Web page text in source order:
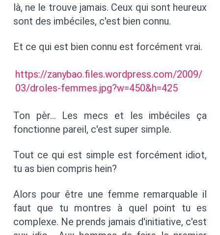
là, ne le trouve jamais. Ceux qui sont heureux
sont des imbéciles, c'est bien connu.
Et ce qui est bien connu est forcément vrai.
https://zanybao.files.wordpress.com/2009/
03/droles-femmes.jpg?w=450&h=425
Ton pèr… Les mecs et les imbéciles ça
fonctionne pareil, c'est super simple.
Tout ce qui est simple est forcément idiot,
tu as bien compris hein?
Alors pour être une femme remarquable il
faut que tu montres à quel point tu es
complexe. Ne prends jamais d'initiative, c'est